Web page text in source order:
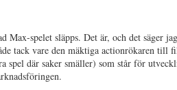
Max-spelet släpps. Det är, och det säger
tack vare den mäktiga actionrökaren till
spel där saker smäller) som står för